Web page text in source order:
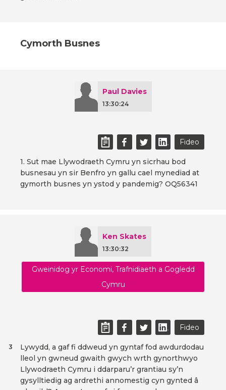
Cymorth Busnes
Paul Davies
13:30:24
Fideo
1. Sut mae Llywodraeth Cymru yn sicrhau bod
busnesau yn sir Benfro yn gallu cael mynediad at
gymorth busnes yn ystod y pandemig? OQ56341
Ken Skates
13:30:32
Gweinidog yr Economi, Trafnidiaeth a Gogledd
Cymru
Fideo
Lywydd, a gaf fi ddweud yn gyntaf fod awdurdodau
lleol yn gwneud gwaith gwych wrth gynorthwyo
Llywodraeth Cymru i ddarparu’r grantiau sy’n
gysylltiedig ag ardrethi annomestig cyn gynted â
3